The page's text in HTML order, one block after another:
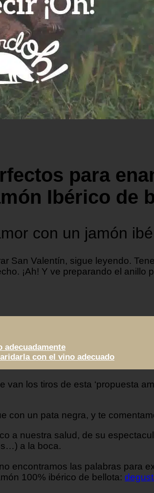
para
Ibérico de
con un jamón
San Valentín, sigue leyendo.
¡Ah! Y ve preparando el
con el vino adecuado
los tiros de esta ‘propuesta
con un pata negra, y te
a nuestra salud, de su
a la boca.
encontramos las palabras para
100% ibérico de bellota: